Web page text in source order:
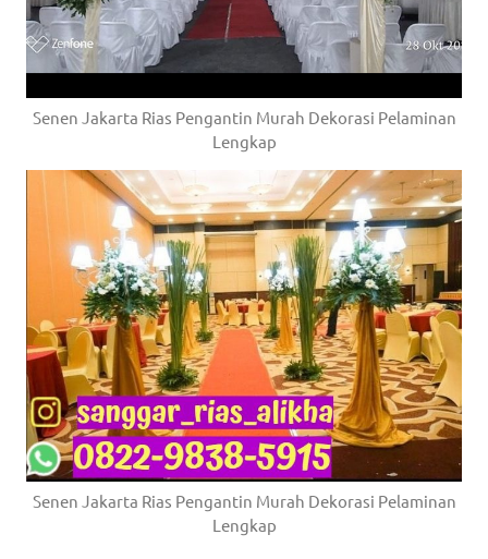
Senen Jakarta Rias Pengantin Murah Dekorasi Pelaminan
Lengkap
Senen Jakarta Rias Pengantin Murah Dekorasi Pelaminan
Lengkap